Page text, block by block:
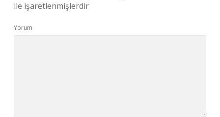
ile işaretlenmişlerdir
Yorum